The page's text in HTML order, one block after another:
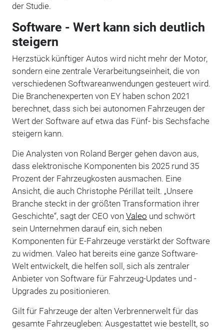
der Studie.
Software - Wert kann sich deutlich
steigern
Herzstück künftiger Autos wird nicht mehr der Motor,
sondern eine zentrale Verarbeitungseinheit, die von
verschiedenen Softwareanwendungen gesteuert wird.
Die Branchenexperten von EY haben schon 2021
berechnet, dass sich bei autonomen Fahrzeugen der
Wert der Software auf etwa das Fünf- bis Sechsfache
steigern kann.
Die Analysten von Roland Berger gehen davon aus,
dass elektronische Komponenten bis 2025 rund 35
Prozent der Fahrzeugkosten ausmachen. Eine
Ansicht, die auch Christophe Périllat teilt. „Unsere
Branche steckt in der größten Transformation ihrer
Geschichte“, sagt der CEO von Valeo und schwört
sein Unternehmen darauf ein, sich neben
Komponenten für E-Fahrzeuge verstärkt der Software
zu widmen. Valeo hat bereits eine ganze Software-
Welt entwickelt, die helfen soll, sich als zentraler
Anbieter von Software für Fahrzeug-Updates und -
Upgrades zu positionieren.
Gilt für Fahrzeuge der alten Verbrennerwelt für das
gesamte Fahrzeugleben: Ausgestattet wie bestellt, so